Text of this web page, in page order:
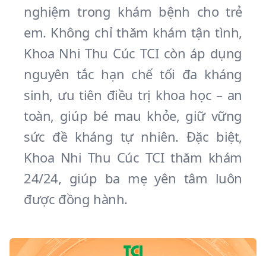
nghiệm trong khám bệnh cho trẻ
em. Không chỉ thăm khám tận tình,
Khoa Nhi Thu Cúc TCI còn áp dụng
nguyên tắc hạn chế tối đa kháng
sinh, ưu tiên điều trị khoa học – an
toàn, giúp bé mau khỏe, giữ vững
sức đề kháng tự nhiên. Đặc biệt,
Khoa Nhi Thu Cúc TCI thăm khám
24/24, giúp ba mẹ yên tâm luôn
được đồng hành.